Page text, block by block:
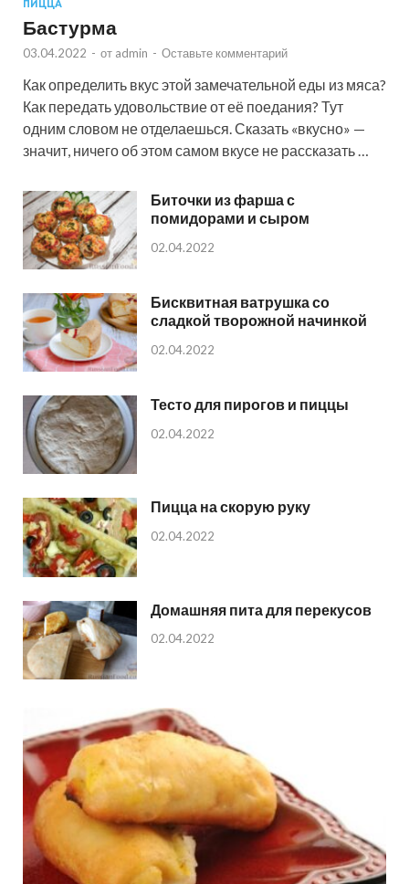
ПИЦЦА
Бастурма
03.04.2022 - от admin - Оставьте комментарий
Как определить вкус этой замечательной еды из мяса?
Как передать удовольствие от её поедания? Тут
одним словом не отделаешься. Сказать «вкусно» —
значит, ничего об этом самом вкусе не рассказать …
Биточки из фарша с
помидорами и сыром
02.04.2022
Бисквитная ватрушка со
сладкой творожной начинкой
02.04.2022
Тесто для пирогов и пиццы
02.04.2022
Пицца на скорую руку
02.04.2022
Домашняя пита для перекусов
02.04.2022